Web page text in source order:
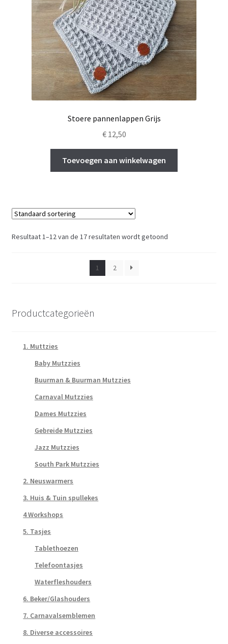
Stoere pannenlappen Grijs
€12,50
Toevoegen aan winkelwagen
Resultaat 1–12 van de 17 resultaten wordt getoond
1 2
Productcategorieën
1. Muttzies
Baby Mutzzies
Buurman & Buurman Mutzzies
Carnaval Mutzzies
Dames Mutzzies
Gebreide Mutzzies
Jazz Mutzzies
South Park Mutzzies
2. Neuswarmers
3. Huis & Tuin spullekes
4 Workshops
5. Tasjes
Tablethoezen
Telefoontasjes
Waterfleshouders
6. Beker/Glashouders
7. Carnavalsemblemen
8. Diverse accessoires